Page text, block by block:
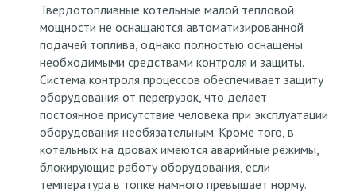
Твердотопливные котельные малой тепловой
мощности не оснащаются автоматизированной
подачей топлива, однако полностью оснащены
необходимыми средствами контроля и защиты.
Система контроля процессов обеспечивает защиту
оборудования от перегрузок, что делает
постоянное присутствие человека при эксплуатации
оборудования необязательным. Кроме того, в
котельных на дровах имеются аварийные режимы,
блокирующие работу оборудования, если
температура в топке намного превышает норму.